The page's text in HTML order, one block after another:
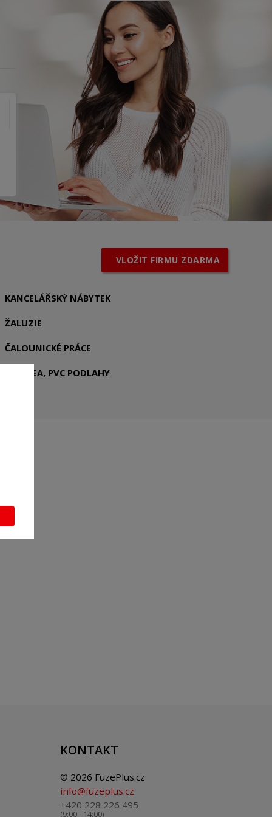
VLOŽIT FIRMU ZDARMA
KANCELÁŘSKÝ NÁBYTEK
ŽALUZIE
ČALOUNICKÉ PRÁCE
LINOLEA, PVC PODLAHY
KONTAKT
© 2026 FuzePlus.cz
info@fuzeplus.cz
+420 228 226 495
(9:00 - 14:00)